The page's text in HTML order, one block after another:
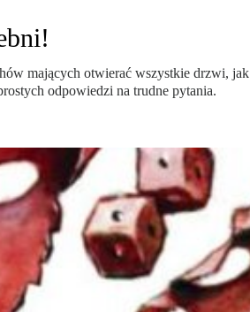
mających otwierać wszystkie drzwi,
odpowiedzi na trudne pytania.